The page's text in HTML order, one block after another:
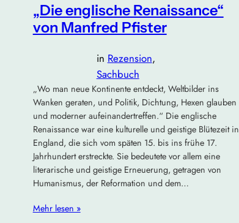
„Die englische Renaissance“
von Manfred Pfister
in Rezension
Sachbuch
„Wo man neue Kontinente entdeckt, Weltbilder ins
Wanken geraten, und Politik, Dichtung, Hexen glauben
und moderner aufeinandertreffen.“ Die englische
Renaissance war eine kulturelle und geistige Blütezeit in
England, die sich vom späten 15. bis ins frühe 17.
Jahrhundert erstreckte. Sie bedeutete vor allem eine
literarische und geistige Erneuerung, getragen von
Humanismus, der Reformation und dem…
Mehr lesen »